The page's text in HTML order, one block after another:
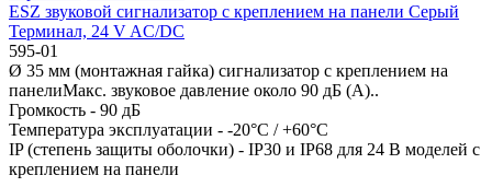
ESZ звуковой сигнализатор с креплением на панели Серый
Терминал, 24 V AC/DC
595-01
Ø 35 мм (монтажная гайка) сигнализатор с креплением на
панелиМакс. звуковое давление около 90 дБ (A)..
Громкость - 90 дБ
Температура эксплуатации - -20°C / +60°C
IP (степень защиты оболочки) - IP30 и IP68 для 24 В моделей с
креплением на панели